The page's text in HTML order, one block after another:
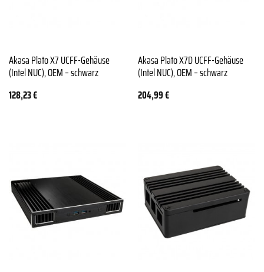
Akasa Plato X7 UCFF-Gehäuse
(Intel NUC), OEM – schwarz
128,23€
Akasa Plato X7D UCFF-Gehäuse
(Intel NUC), OEM – schwarz
204,99€